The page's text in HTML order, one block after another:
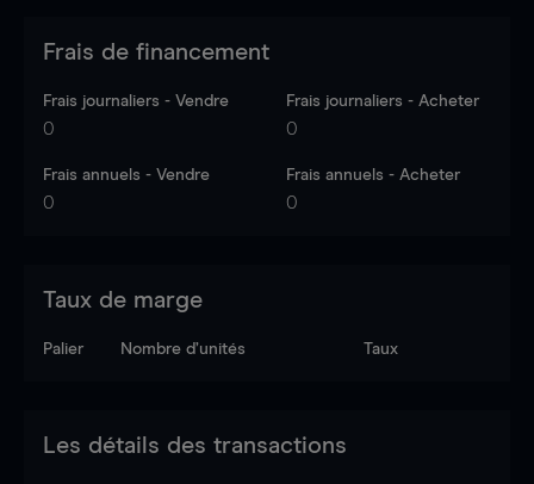
Frais de financement
Frais journaliers - Vendre
0
Frais journaliers - Acheter
0
Frais annuels - Vendre
0
Frais annuels - Acheter
0
Taux de marge
Palier Nombre d’unités Taux
Les détails des transactions